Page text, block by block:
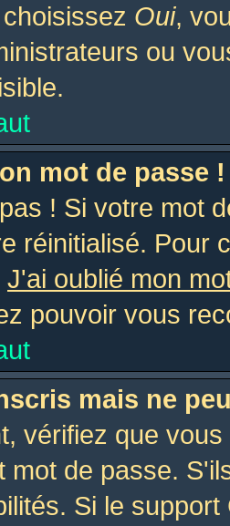
Oui,
ou
mot de passe !
! Si votre mot
réinitialisé. Pour
J'ai oublié mon
pouvoir vous
mais ne
vérifiez que
mot de passe.
Si le